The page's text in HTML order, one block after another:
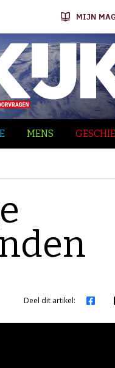
MIJN
MENS
Deel dit artikel: